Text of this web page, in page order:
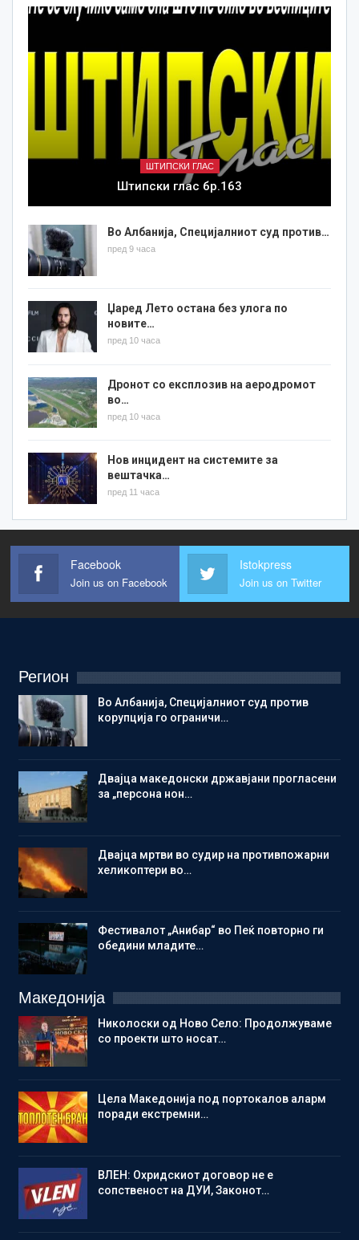
ШТИПСКИ ГЛАС
Штипски глас бр.163
Во Албанија, Специјалниот суд против…
пред 9 часа
Џаред Лето остана без улога по
новите…
пред 10 часа
Дронот со експлозив на аеродромот
во…
пред 10 часа
Нов инцидент на системите за
вештачка…
пред 11 часа
Facebook
Join us on Facebook
Istokpress
Join us on Twitter
Регион
Во Албанија, Специјалниот суд против
корупција го ограничи…
Двајца македонски државјани прогласени
за „персона нон…
Двајца мртви во судир на противпожарни
хеликоптери во…
Фестивалот „Анибар“ во Пеќ повторно ги
обедини младите…
Македонија
Николоски од Ново Село: Продолжуваме
со проекти што носат…
Цела Македонија под портокалов аларм
поради екстремни…
ВЛЕН: Охридскиот договор не е
сопственост на ДУИ, Законот…